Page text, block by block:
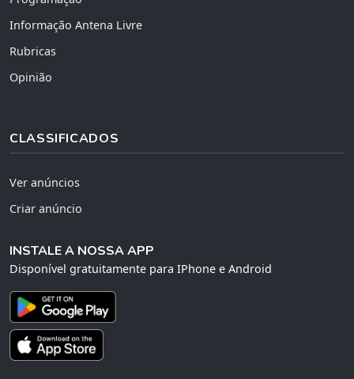
Informação Antena Livre
Rubricas
Opinião
CLASSIFICADOS
Ver anúncios
Criar anúncio
INSTALE A NOSSA APP
Disponível gratuitamente para IPhone e Android